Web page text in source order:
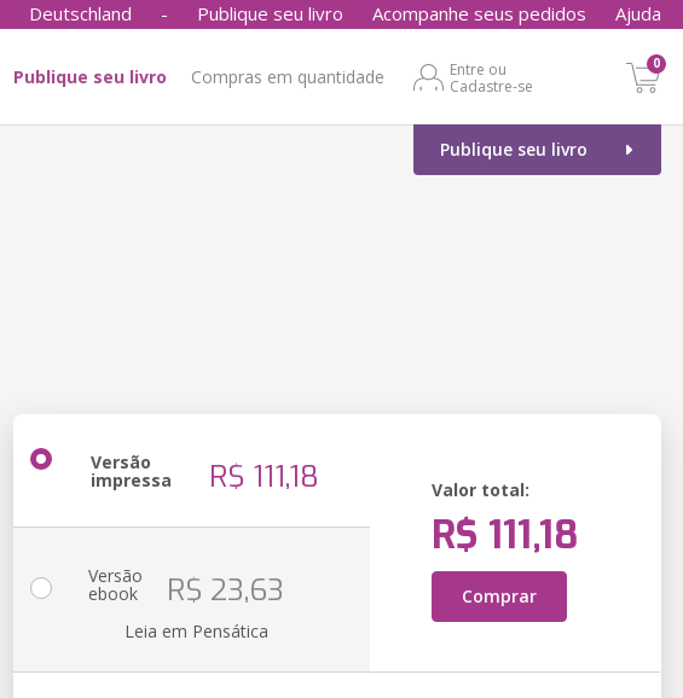
Deutschland - Publique seu livro Acompanhe seus pedidos Ajuda
Publique seu livro Compras em quantidade
Entre ou
Cadastre-se
0
Publique seu livro
Versão
impressa R$ 111,18 Valor total:
R$ 111,18
Comprar
Versão
ebook R$ 23,63
Leia em Pensática